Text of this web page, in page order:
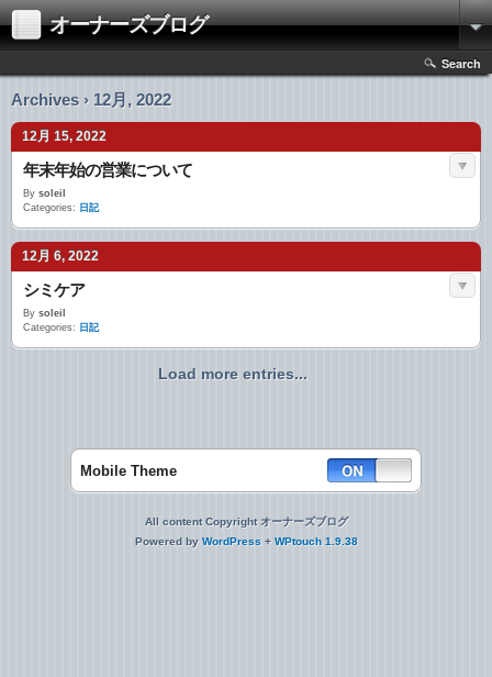
オーナーズブログ
Search
Archives › 12月, 2022
12月 15, 2022
年末年始の営業について
By soleil
Categories: 日記
12月 6, 2022
シミケア
By soleil
Categories: 日記
Load more entries...
Mobile Theme
All content Copyright オーナーズブログ
Powered by WordPress + WPtouch 1.9.38